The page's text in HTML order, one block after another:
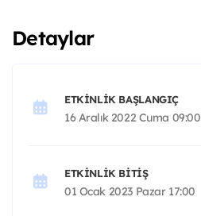
Detaylar
ETKINLIK BAŞLANGIÇ
16 Aralık 2022 Cuma 09:00
ETKINLIK BITIŞ
01 Ocak 2023 Pazar 17:00